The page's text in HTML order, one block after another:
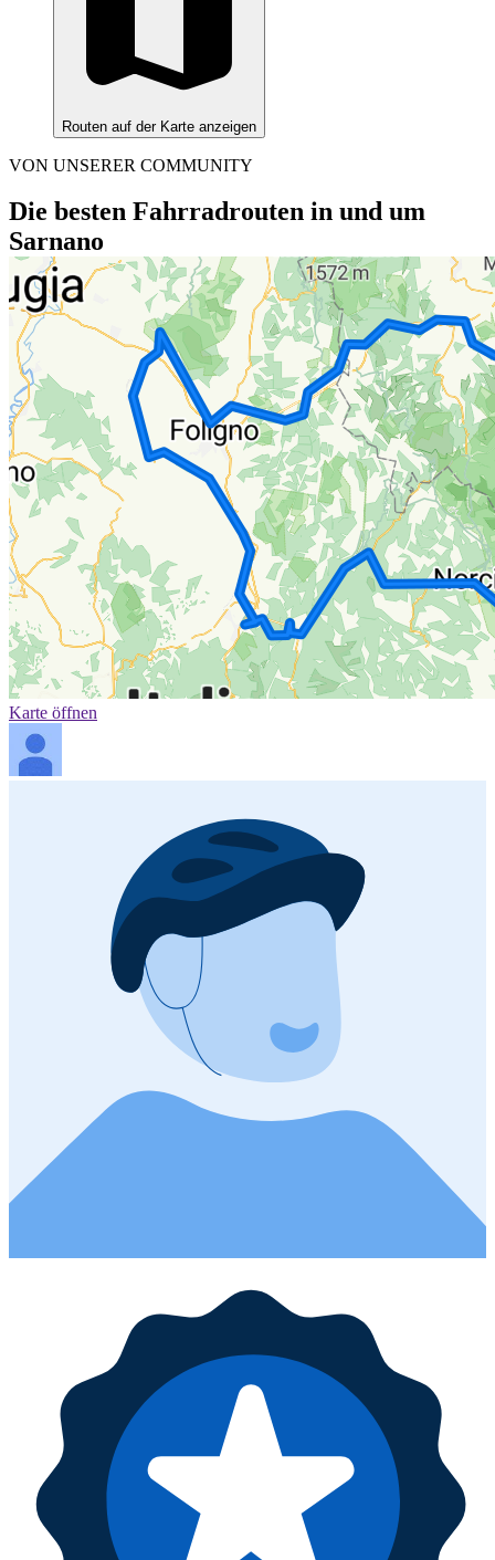
Routen auf der Karte anzeigen
VON UNSERER COMMUNITY
Die besten Fahrradrouten in und um
Sarnano
Karte öffnen